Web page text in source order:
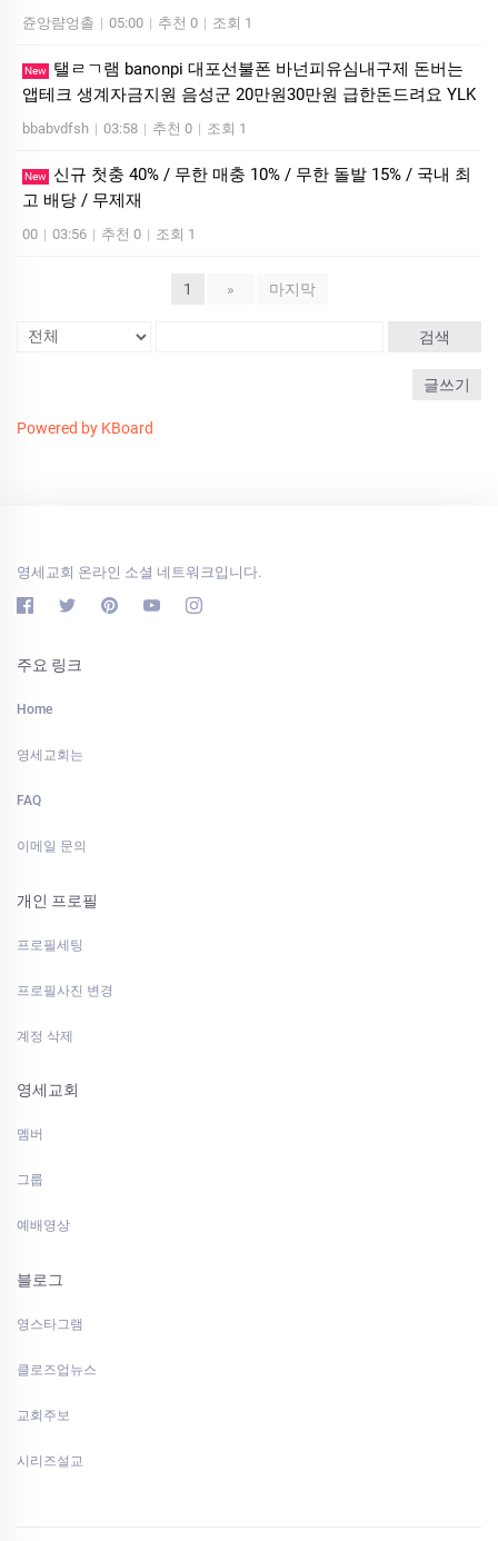
쥰앙럄엉촐 | 05:00 | 추천 0 | 조회 1
New
탤ㄹㄱ램 banonpi 대포선불폰 바넌피유심내구제 돈버는
앱테크 생계자금지원 음성군 20만원30만원 급한돈드려요 YLK
bbabvdfsh | 03:58 | 추천 0 | 조회 1
New
신규 첫충 40% / 무한 매충 10% / 무한 돌발 15% / 국내 최
고 배당 / 무제재
00 | 03:56 | 추천 0 | 조회 1
1 » 마지막
검색
글쓰기
Powered by KBoard
영세교회 온라인 소셜 네트워크입니다.
주요 링크
Home
영세교회는
FAQ
이메일 문의
개인 프로필
프로필세팅
프로필사진 변경
계정 삭제
영세교회
멤버
그룹
예배영상
블로그
영스타그램
클로즈업뉴스
교회주보
시리즈설교